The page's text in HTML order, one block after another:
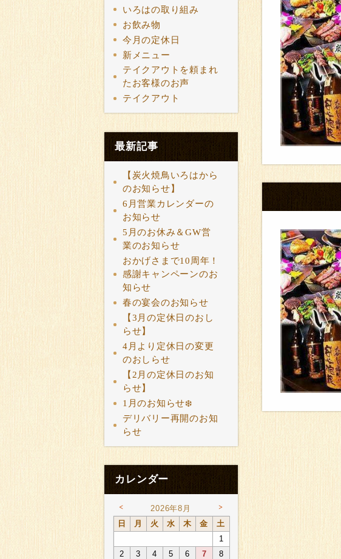
いろはの取り組み
お飲み物
今月の定休日
新メニュー
テイクアウトを頼まれ
たお客様のお声
テイクアウト
最新記事
【炭火焼鳥いろはから
のお知らせ】
6月営業カレンダーの
お知らせ
5月のお休み＆GW営
業のお知らせ
おかげさまで10周年！
感謝キャンペーンのお
知らせ
春の宴会のお知らせ
【3月の定休日のおし
らせ】
4月より定休日の変更
のおしらせ
【2月の定休日のお知
らせ】
1月のお知らせ❄️
デリバリー再開のお知
らせ
カレンダー
< 2026年8月 >
日 月 火 水 木 金
土
1
2
3 4 5 6 7 8